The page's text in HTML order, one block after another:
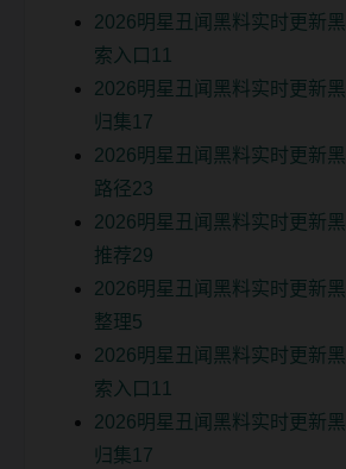
2026明星丑闻黑料实时更新
索入口11
2026明星丑闻黑料实时更新
归集17
2026明星丑闻黑料实时更新
路径23
2026明星丑闻黑料实时更新
推荐29
2026明星丑闻黑料实时更新
整理5
2026明星丑闻黑料实时更新
索入口11
2026明星丑闻黑料实时更新
归集17